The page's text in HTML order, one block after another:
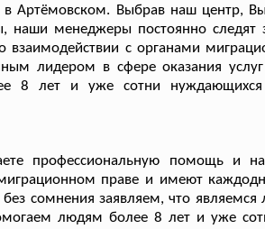
Артёмовском. Выбрав наш центр, Вы
наши менеджеры постоянно
с органами
лидером в сфере оказания
8 лет и уже сотни нуждающихся
профессиональную помощь и
праве и имеют
сомнения заявляем, что
людям более 8 лет и уже